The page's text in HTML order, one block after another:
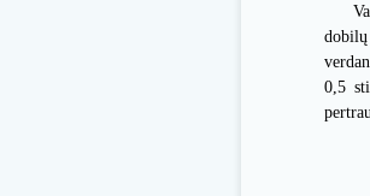
0,5